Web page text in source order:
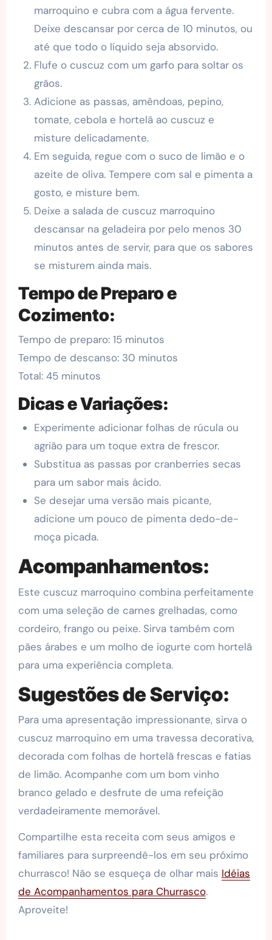
marroquino e cubra com a água fervente.
Deixe descansar por cerca de 10 minutos, ou
até que todo o líquido seja absorvido.
Flufe o cuscuz com um garfo para soltar os
grãos.
Adicione as passas, amêndoas, pepino,
tomate, cebola e hortelã ao cuscuz e
misture delicadamente.
Em seguida, regue com o suco de limão e o
azeite de oliva. Tempere com sal e pimenta a
gosto, e misture bem.
Deixe a salada de cuscuz marroquino
descansar na geladeira por pelo menos 30
minutos antes de servir, para que os sabores
se misturem ainda mais.
Tempo de Preparo e
Cozimento:
Tempo de preparo: 15 minutos
Tempo de descanso: 30 minutos
Total: 45 minutos
Dicas e Variações:
Experimente adicionar folhas de rúcula ou
agrião para um toque extra de frescor.
Substitua as passas por cranberries secas
para um sabor mais ácido.
Se desejar uma versão mais picante,
adicione um pouco de pimenta dedo-de-
moça picada.
Acompanhamentos:
Este cuscuz marroquino combina perfeitamente
com uma seleção de carnes grelhadas, como
cordeiro, frango ou peixe. Sirva também com
pães árabes e um molho de iogurte com hortelã
para uma experiência completa.
Sugestões de Serviço:
Para uma apresentação impressionante, sirva o
cuscuz marroquino em uma travessa decorativa,
decorada com folhas de hortelã frescas e fatias
de limão. Acompanhe com um bom vinho
branco gelado e desfrute de uma refeição
verdadeiramente memorável.
Compartilhe esta receita com seus amigos e
familiares para surpreendê-los em seu próximo
churrasco! Não se esqueça de olhar mais Idéias
de Acompanhamentos para Churrasco.
Aproveite!